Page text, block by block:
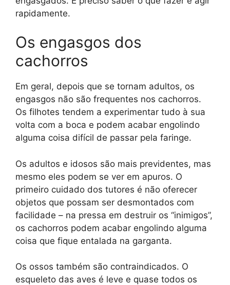
rapidamente.
Os engasgos dos
cachorros
Em geral, depois que se tornam adultos, os
engasgos não são frequentes nos cachorros.
Os filhotes tendem a experimentar tudo à sua
volta com a boca e podem acabar engolindo
alguma coisa difícil de passar pela faringe.
Os adultos e idosos são mais previdentes, mas
mesmo eles podem se ver em apuros. O
primeiro cuidado dos tutores é não oferecer
objetos que possam ser desmontados com
facilidade – na pressa em destruir os “inimigos”,
os cachorros podem acabar engolindo alguma
coisa que fique entalada na garganta.
Os ossos também são contraindicados. O
esqueleto das aves é leve e quase todos os